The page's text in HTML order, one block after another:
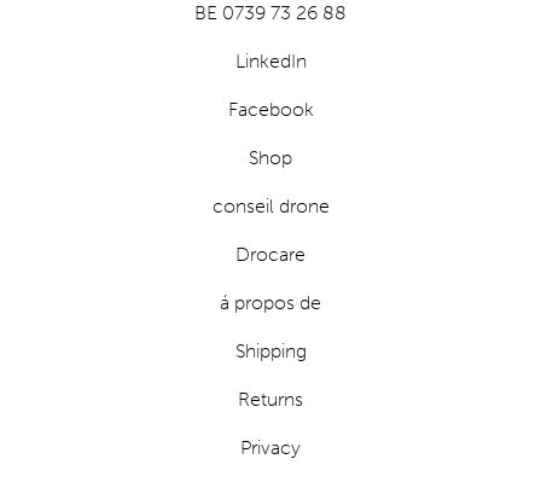
BE 0739 73 26 88
LinkedIn
Facebook
Shop
conseil drone
Drocare
á propos de
Shipping
Returns
Privacy